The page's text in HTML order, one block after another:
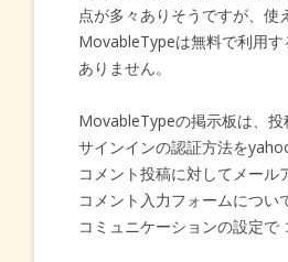
点が多々ありそうですが、使
MovableTypeは無料で利用
ありません。
MovableTypeの掲示板は、投
サインインの認証方法を
コメント投稿に対してメール
コメント入力フォームについ
コミュニケーションの設定で